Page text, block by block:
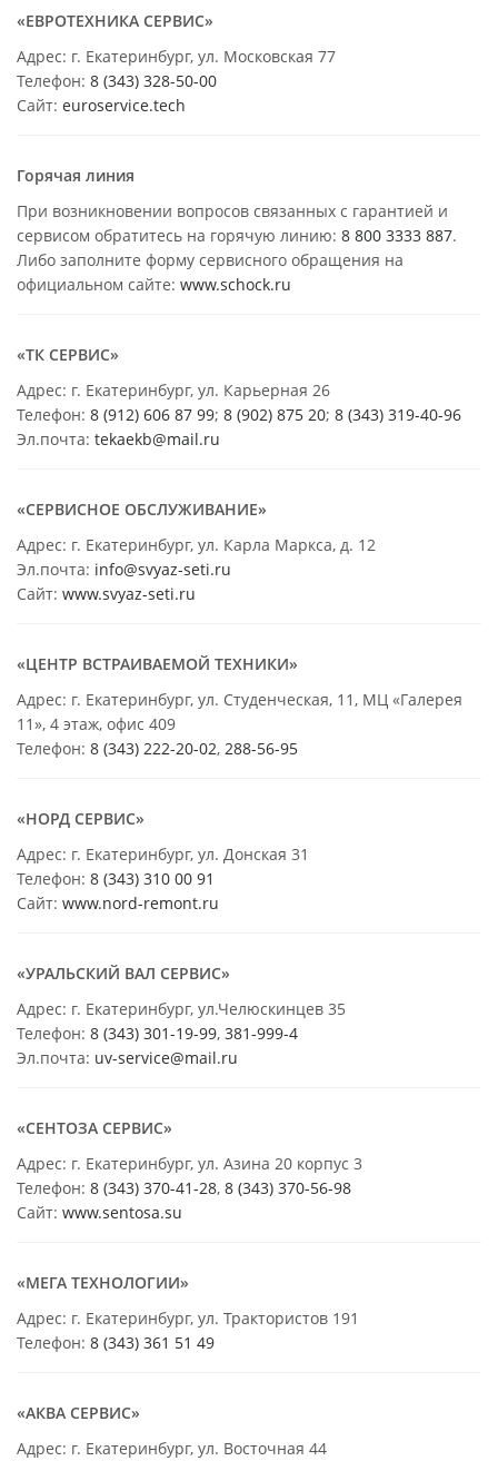
«ЕВРОТЕХНИКА СЕРВИС»
Адрес: г. Екатеринбург, ул. Московская 77
Телефон: 8 (343) 328-50-00
Сайт: euroservice.tech
Горячая линия
При возникновении вопросов связанных с гарантией и
сервисом обратитесь на горячую линию: 8 800 3333 887.
Либо заполните форму сервисного обращения на
официальном сайте: www.schock.ru
«ТК СЕРВИС»
Адрес: г. Екатеринбург, ул. Карьерная 26
Телефон: 8 (912) 606 87 99; 8 (902) 875 20; 8 (343) 319-40-96
Эл.почта: tekaekb@mail.ru
«СЕРВИСНОЕ ОБСЛУЖИВАНИЕ»
Адрес: г. Екатеринбург, ул. Карла Маркса, д. 12
Эл.почта: info@svyaz-seti.ru
Сайт: www.svyaz-seti.ru
«ЦЕНТР ВСТРАИВАЕМОЙ ТЕХНИКИ»
Адрес: г. Екатеринбург, ул. Студенческая, 11, МЦ «Галерея
11», 4 этаж, офис 409
Телефон: 8 (343) 222-20-02, 288-56-95
«НОРД СЕРВИС»
Адрес: г. Екатеринбург, ул. Донская 31
Телефон: 8 (343) 310 00 91
Сайт: www.nord-remont.ru
«УРАЛЬСКИЙ ВАЛ СЕРВИС»
Адрес: г. Екатеринбург, ул.Челюскинцев 35
Телефон: 8 (343) 301-19-99, 381-999-4
Эл.почта: uv-service@mail.ru
«СЕНТОЗА СЕРВИС»
Адрес: г. Екатеринбург, ул. Азина 20 корпус 3
Телефон: 8 (343) 370-41-28, 8 (343) 370-56-98
Сайт: www.sentosa.su
«МЕГА ТЕХНОЛОГИИ»
Адрес: г. Екатеринбург, ул. Трактористов 191
Телефон: 8 (343) 361 51 49
«АКВА СЕРВИС»
Адрес: г. Екатеринбург, ул. Восточная 44